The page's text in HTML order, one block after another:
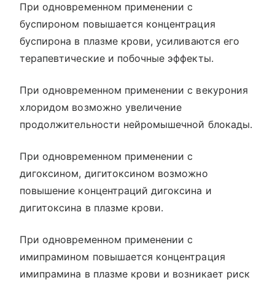
При одновременном применении с
буспироном повышается концентрация
буспирона в плазме крови, усиливаются его
терапевтические и побочные эффекты.
При одновременном применении с векурония
хлоридом возможно увеличение
продолжительности нейромышечной блокады.
При одновременном применении с
дигоксином, дигитоксином возможно
повышение концентраций дигоксина и
дигитоксина в плазме крови.
При одновременном применении с
имипрамином повышается концентрация
имипрамина в плазме крови и возникает риск